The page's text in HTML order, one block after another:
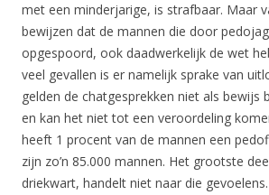
met een minderjarige, is strafbaar. Maar
bewijzen dat de mannen die door
opgespoord, ook daadwerkelijk de wet
veel gevallen is er namelijk sprake van
gelden de chatgesprekken niet als bewijs
en kan het niet tot een veroordeling
heeft 1 procent van de mannen een
zijn zo’n 85.000 mannen. Het grootste
driekwart, handelt niet naar die